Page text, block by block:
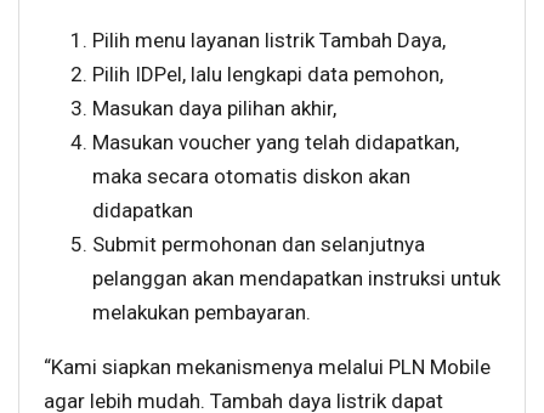
Pilih menu layanan listrik Tambah Daya,
Pilih IDPel, lalu lengkapi data pemohon,
Masukan daya pilihan akhir,
Masukan voucher yang telah didapatkan,
maka secara otomatis diskon akan
didapatkan
Submit permohonan dan selanjutnya
pelanggan akan mendapatkan instruksi untuk
melakukan pembayaran.
“Kami siapkan mekanismenya melalui PLN Mobile
agar lebih mudah. Tambah daya listrik dapat